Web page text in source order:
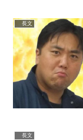
長文
長文